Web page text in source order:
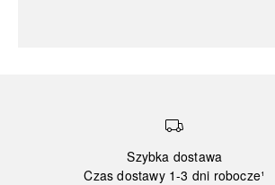
Szybka dostawa
Czas dostawy 1-3 dni robocze¹